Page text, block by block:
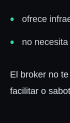
ofrece
no
El broker no
facilitar o